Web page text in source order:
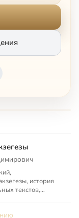
история
текстов,